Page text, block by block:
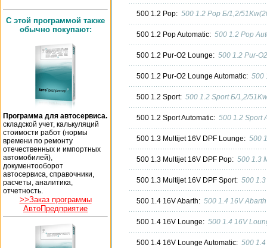
C этой программой также
обычно покупают:
Программа для автосервиса.
складской учет, калькуляций
стоимости работ (нормы
времени по ремонту
отечественных и импортных
автомобилей),
документооборот
автосервиса, справочники,
расчеты, аналитика,
отчетность.
>>Заказ программы
АвтоПредприятие
500 1.2 Pop: 500 1.2 Pop Б/1,2/
500 1.2 Pop Automatic: 500 1.2 Pop
500 1.2 Pur-O2 Lounge: 500 1.2 Pur-
500 1.2 Pur-O2 Lounge Automatic: 500
500 1.2 Sport: 500 1.2 Sport Б/1,2/
500 1.2 Sport Automatic: 500 1.2 Sport
500 1.3 Multijet 16V DPF Lounge: 500
500 1.3 Multijet 16V DPF Pop: 500 1.3
500 1.3 Multijet 16V DPF Sport: 500
500 1.4 16V Abarth: 500 1.4 16V
500 1.4 16V Lounge: 500 1.4 16V
500 1.4 16V Lounge Automatic: 500